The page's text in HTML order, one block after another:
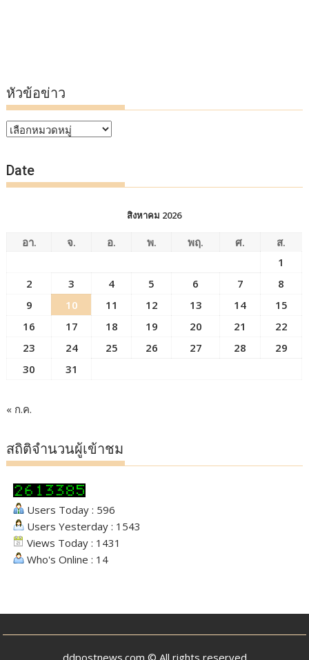
หัวข้อข่าว
หัวข้อ
Date
สิงหาคม 2026
อา. จ. อ. พ. พฤ. ศ.
ส.
1
2
3 4 5 6 7
8
9
10 11 12 13 14
15
16
17 18 19 20 21
22
23
24 25 26 27 28
29
30
31
« ก.ค.
สถิติจำนวนผู้เข้าชม
Users Today : 596
Users Yesterday : 1543
Views Today : 1431
Who's Online : 14
ddpostnews.com © All rights reserved